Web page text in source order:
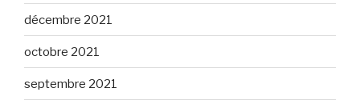
décembre 2021
octobre 2021
septembre 2021